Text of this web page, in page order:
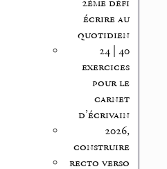
2ème défi
écrire au
quotidien
24 | 40
exercices
pour le
carnet
d’écrivain
2026,
construire
recto verso